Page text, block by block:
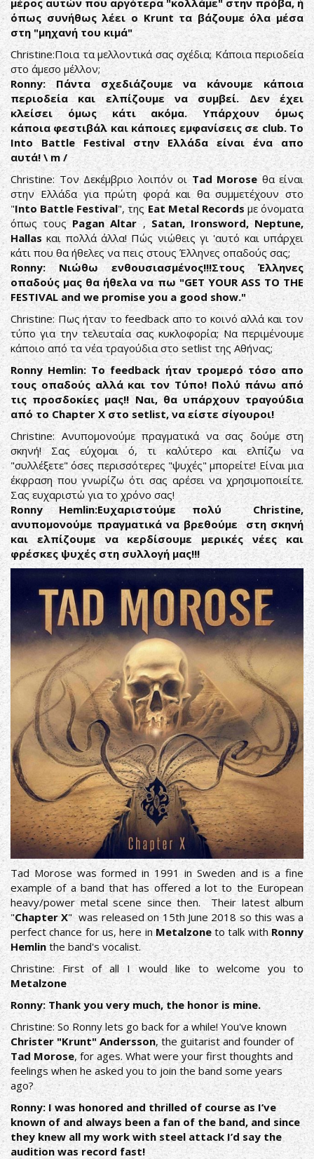
μέρος αυτών που αργότερα "κολλάμε" στην πρόβα, ή
όπως συνήθως λέει ο Krunt τα βάζουμε όλα μέσα
στη "μηχανή του κιμά"
Christine:Ποια τα μελλοντικά σας σχέδια; Κάποια περιοδεία
στο άμεσο μέλλον;
Ronny: Πάντα σχεδιάζουμε να κάνουμε κάποια
περιοδεία και ελπίζουμε να συμβεί. Δεν έχει
κλείσει όμως κάτι ακόμα. Υπάρχουν όμως
κάποια φεστιβάλ και κάποιες εμφανίσεις σε club. To
Into Battle Festival στην Ελλάδα είναι ένα απο
αυτά! \ m /
Christine: Τον Δεκέμβριο λοιπόν οιTad Morose θα είναι
στην Ελλάδα για πρώτη φορά και θα συμμετέχουν στο
"Into Battle Festival", της Eat Metal Recordsμε όνοματα
όπως τουςPagan Altar, Satan, Ironsword, Neptune,
Hallas και πολλά άλλα! Πώς νιώθεις γι 'αυτό και υπάρχει
κάτι που θα ήθελες να πεις στους Έλληνες οπαδούς σας;
Ronny: Νιώθω ενθουσιασμένος!!!Στους Έλληνες
οπαδούς μας θα ήθελα να πω "GET YOUR ASS TO THE
FESTIVAL and we promise you a good show."
Christine: Πως ήταν το feedback απο το κοινό αλλά και τον
τύπο για την τελευταία σας κυκλοφορία; Να περιμένουμε
κάποιο από τα νέα τραγούδια στο setlist της Αθήνας;
Ronny Hemlin: To feedback ήταν τρομερό τόσο απο
τους οπαδούς αλλά και τον Τύπο! Πολύ πάνω από
τις προσδοκίες μας!! Ναι, θα υπάρχουν τραγούδια
από το Chapter X στο setlist, να είστε σίγουροι!
Christine: Ανυπομονούμε πραγματικά να σας δούμε στη
σκηνή! Σας εύχομαι ό, τι καλύτερο και ελπίζω να
"συλλέξετε" όσες περισσότερες "ψυχές" μπορείτε! Είναι μια
έκφραση που γνωρίζω ότι σας αρέσει να χρησιμοποιείτε.
Σας ευχαριστώ για το χρόνο σας!
Ronny Hemlin:Ευχαριστούμε πολύ Christine,
ανυπομονούμε πραγματικά να βρεθούμε στη σκηνή
και ελπίζουμε να κερδίσουμε μερικές νέες και
φρέσκες ψυχές στη συλλογή μας!!!
Tad Morose was formed in 1991 in Sweden and is a fine
example of a band that has offered a lot to the European
heavy/power metal scene since then. Their latest album
"Chapter X" was released on 15th June 2018 so this was a
perfect chance for us, here inMetalzoneto talk withRonny
Hemlinthe band's vocalist.
Christine: First of all I would like to welcome you to
Metalzone
Ronny: Thank you very much, the honor is mine.
Christine: So Ronny lets go back for a while! You've known
Christer "Krunt" Andersson, the guitarist and founder of
Tad Morose, for ages. What were your first thoughts and
feelings when he asked you to join the band some years
ago?
Ronny: I was honored and thrilled of course as I’ve
known of and always been a fan of the band, and since
they knew all my work with steel attack I’d say the
audition was record fast!